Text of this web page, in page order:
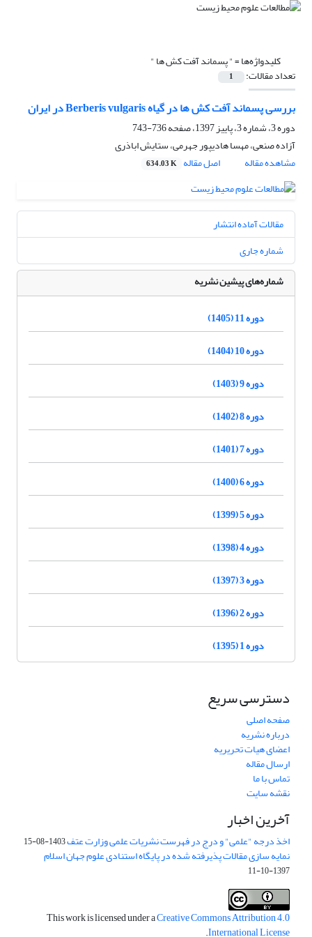
کلیدواژه‌ها =" پسماند آفت کش ها "
تعداد مقالات: 1
بررسی پسماند آفت کش ها در گیاه Berberis vulgaris در ایران
دوره 3، شماره 3، پاییز 1397، صفحه
736-743
آزاده صنعی، مهسا هادیپور جهرمی، ستایش اباذری
مشاهده مقاله
اصل مقاله 634.03 K
مقالات آماده انتشار
شماره جاری
شماره‌های پیشین نشریه
دوره 11 (1405)
دوره 10 (1404)
دوره 9 (1403)
دوره 8 (1402)
دوره 7 (1401)
دوره 6 (1400)
دوره 5 (1399)
دوره 4 (1398)
دوره 3 (1397)
دوره 2 (1396)
دوره 1 (1395)
دسترسی سریع
صفحه اصلی
درباره نشریه
اعضای هیات تحریریه
ارسال مقاله
تماس با ما
نقشه سایت
آخرین اخبار
اخذ درجه "علمی" و درج در فهرست نشریات علمی وزارت عتف1403-08-15
نمایه سازی مقالات پذیرفته شده در پایگاه استنادی علوم جهان اسلام
1397-10-11
This work is licensed under aCreative Commons Attribution 4.0
International License
.